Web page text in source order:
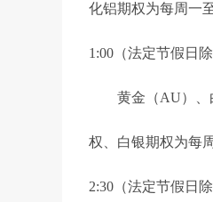
化铝期权为每周一
1:00（法定节假日除
黄金（AU）、
权、白银期权为每
2:30（法定节假日除